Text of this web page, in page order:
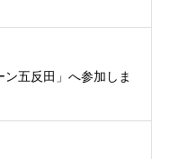
五反田」へ参加しま